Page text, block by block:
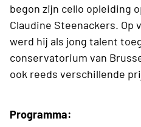
begon zijn cello opleiding
Claudine Steenackers.
werd hij als jong talent
conservatorium van
ook reeds verschillende
Programma: